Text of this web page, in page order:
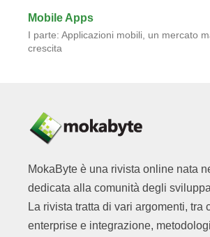
Mobile Apps
I parte: Applicazioni mobili, un mercato
crescita
MokaByte è una rivista online nata
dedicata alla comunità degli
La rivista tratta di vari argomenti, tra
enterprise e integrazione,